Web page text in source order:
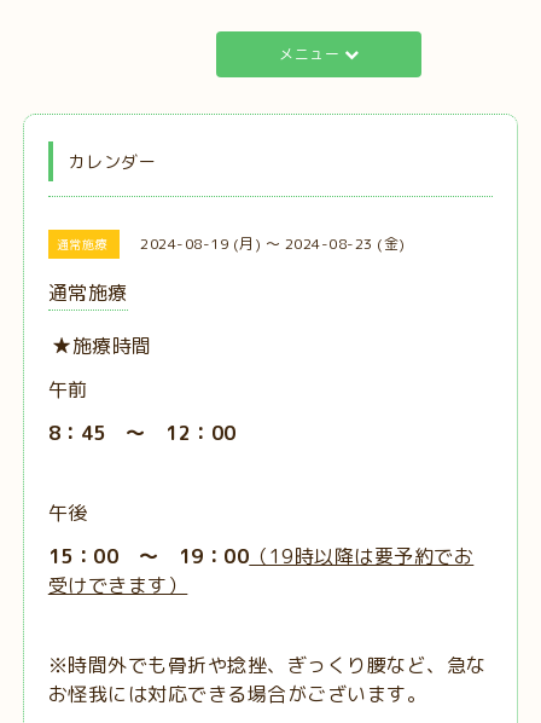
メニュー
カレンダー
通常施療 2024-08-19 (月) ～ 2024-08-23 (金)
通常施療
★施療時間
午前
8：45 ～ 12：00
午後
15：00 ～ 19：00 （19時以降は要予約でお
受けできます）
※時間外でも骨折や捻挫、ぎっくり腰など、急な
お怪我には対応できる場合がございます。